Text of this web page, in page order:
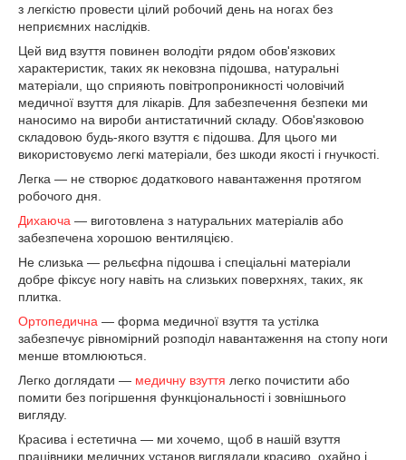
з легкістю провести цілий робочий день на ногах без
неприємних наслідків.
Цей вид взуття повинен володіти рядом обов'язкових
характеристик, таких як нековзна підошва, натуральні
матеріали, що сприяють повітропроникності чоловічий
медичної взуття для лікарів. Для забезпечення безпеки ми
наносимо на вироби антистатичний складу. Обов'язковою
складовою будь-якого взуття є підошва. Для цього ми
використовуємо легкі матеріали, без шкоди якості і гнучкості.
Легка — не створює додаткового навантаження протягом
робочого дня.
Дихаюча — виготовлена з натуральних матеріалів або
забезпечена хорошою вентиляцією.
Не слизька — рельєфна підошва і спеціальні матеріали
добре фіксує ногу навіть на слизьких поверхнях, таких, як
плитка.
Ортопедична — форма медичної взуття та устілка
забезпечує рівномірний розподіл навантаження на стопу ноги
менше втомлюються.
Легко доглядати — медичну взуття легко почистити або
помити без погіршення функціональності і зовнішнього
вигляду.
Красива і естетична — ми хочемо, щоб в нашій взуття
працівники медичних установ виглядали красиво, охайно і